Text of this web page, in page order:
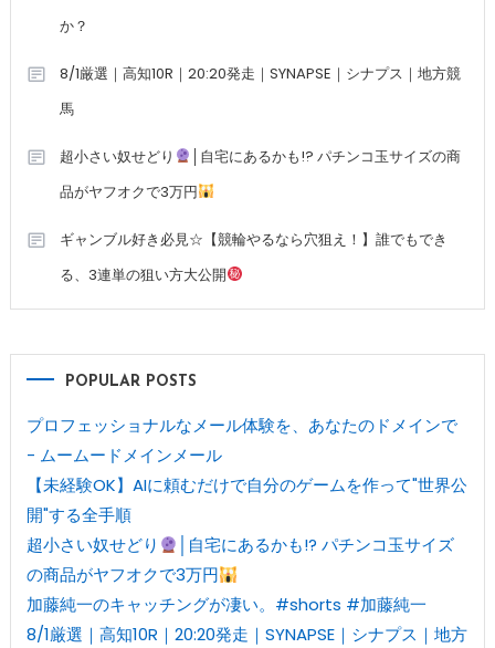
か？
8/1厳選｜高知10R｜20:20発走｜SYNAPSE｜シナプス｜地方競
馬
超小さい奴せどり
│自宅にあるかも!? パチンコ玉サイズの商
品がヤフオクで3万円
ギャンブル好き必見☆【競輪やるなら穴狙え！】誰でもでき
る、3連単の狙い方大公開
POPULAR POSTS
プロフェッショナルなメール体験を、あなたのドメインで
- ムームードメインメール
【未経験OK】AIに頼むだけで自分のゲームを作って"世界公
開"する全手順
超小さい奴せどり
│自宅にあるかも!? パチンコ玉サイズ
の商品がヤフオクで3万円
加藤純一のキャッチングが凄い。#shorts #加藤純一
8/1厳選｜高知10R｜20:20発走｜SYNAPSE｜シナプス｜地方